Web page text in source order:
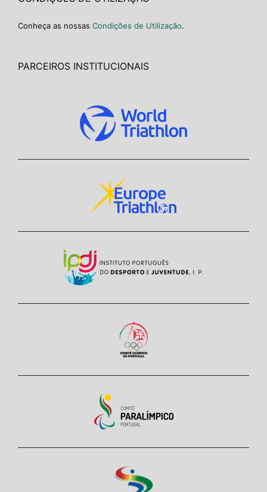
Conheça as nossas Condições de Utilização.
PARCEIROS INSTITUCIONAIS